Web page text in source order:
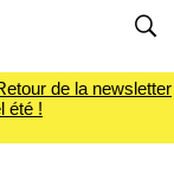
de la newsletter
été !